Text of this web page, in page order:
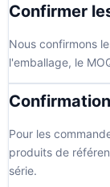
Confirmer
Nous confirmons
l'emballage, le
Pour les
produits de
série.